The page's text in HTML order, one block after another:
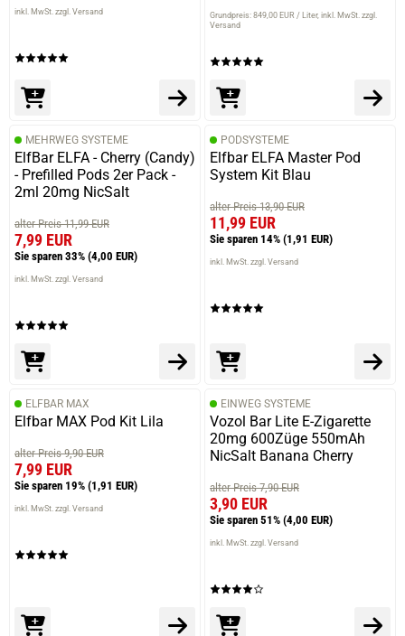
inkl. MwSt. zzgl. Versand Grundpreis: 849,00 EUR / Liter inkl. MwSt. zzgl.
Versand
MEHRWEG SYSTEME
ElfBar ELFA - Cherry (Candy)
- Prefilled Pods 2er Pack -
2ml 20mg NicSalt
alter Preis 11,99 EUR
7,99 EUR
Sie sparen 33% (4,00 EUR)
inkl. MwSt. zzgl. Versand
PODSYSTEME
Elfbar ELFA Master Pod
System Kit Blau
alter Preis 13,90 EUR
11,99 EUR
Sie sparen 14% (1,91 EUR)
inkl. MwSt. zzgl. Versand
ELFBAR MAX
Elfbar MAX Pod Kit Lila
alter Preis 9,90 EUR
7,99 EUR
Sie sparen 19% (1,91 EUR)
inkl. MwSt. zzgl. Versand
EINWEG SYSTEME
Vozol Bar Lite E-Zigarette
20mg 600Züge 550mAh
NicSalt Banana Cherry
alter Preis 7,90 EUR
3,90 EUR
Sie sparen 51% (4,00 EUR)
inkl. MwSt. zzgl. Versand